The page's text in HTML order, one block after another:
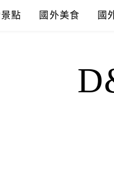
點 國外美食 國